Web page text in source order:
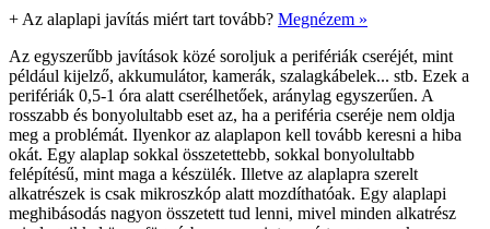
+ Az alaplapi javítás miért tart tovább? Megnézem »
Az egyszerűbb javítások közé soroljuk a perifériák cseréjét, mint
például kijelző, akkumulátor, kamerák, szalagkábelek... stb. Ezek a
perifériák 0,5-1 óra alatt cserélhetőek, aránylag egyszerűen. A
rosszabb és bonyolultabb eset az, ha a periféria cseréje nem oldja
meg a problémát. Ilyenkor az alaplapon kell tovább keresni a hiba
okát. Egy alaplap sokkal összetettebb, sokkal bonyolultabb
felépítésű, mint maga a készülék. Illetve az alaplapra szerelt
alkatrészek is csak mikroszkóp alatt mozdíthatóak. Egy alaplapi
meghibásodás nagyon összetett tud lenni, mivel minden alkatrész